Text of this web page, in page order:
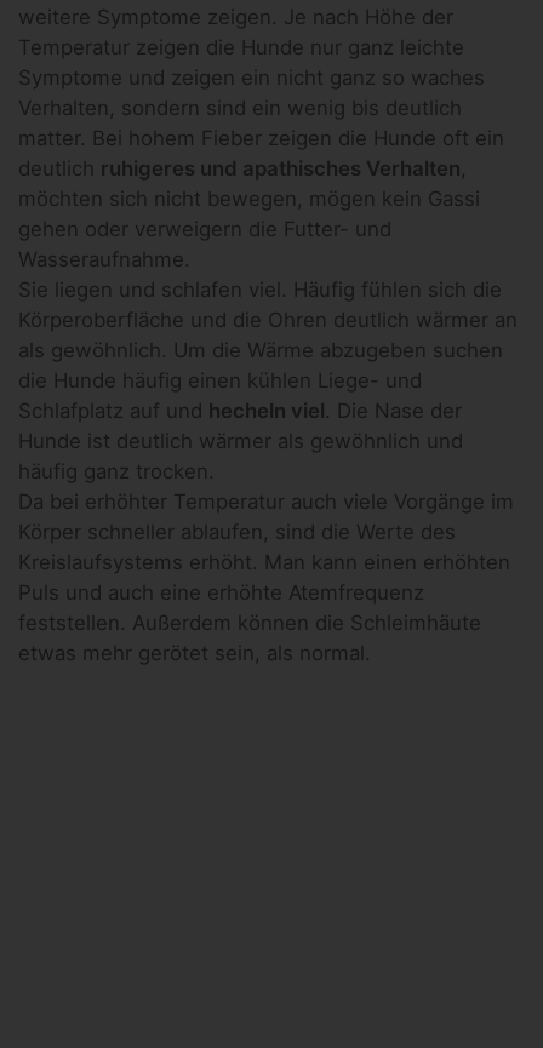
weitere Symptome zeigen. Je nach Höhe der
Temperatur zeigen die Hunde nur ganz leichte
Symptome und zeigen ein nicht ganz so waches
Verhalten, sondern sind ein wenig bis deutlich
matter. Bei hohem Fieber zeigen die Hunde oft ein
deutlich ruhigeres und apathisches Verhalten
möchten sich nicht bewegen, mögen kein Gassi
gehen oder verweigern die Futter- und
Wasseraufnahme.
Sie liegen und schlafen viel. Häufig fühlen sich die
Körperoberfläche und die Ohren deutlich wärmer an
als gewöhnlich. Um die Wärme abzugeben suchen
die Hunde häufig einen kühlen Liege- und
Schlafplatz auf und hecheln viel. Die Nase der
Hunde ist deutlich wärmer als gewöhnlich und
häufig ganz trocken.
Da bei erhöhter Temperatur auch viele Vorgänge im
Körper schneller ablaufen, sind die Werte des
Kreislaufsystems erhöht. Man kann einen erhöhten
Puls und auch eine erhöhte Atemfrequenz
feststellen. Außerdem können die Schleimhäute
etwas mehr gerötet sein, als normal.